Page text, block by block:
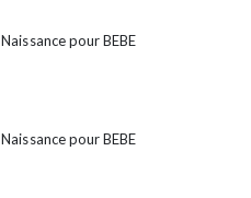
pour BEBE
pour BEBE